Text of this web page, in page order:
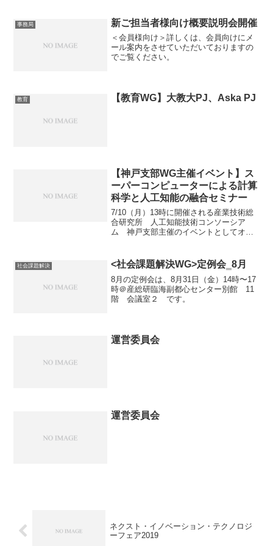
事務局 新ご担当者様向け概要説明会開催
＜会員様向け＞詳しくは、会員向けにメ
ール案内をさせていただいておりますの
でご覧ください。
教育 【教育WG】大教大PJ、Aska PJ
【神戸支部WG主催イベント】ス
ーパーコンピューターによる計算
科学と人工知能の融合セミナー
7/10（月）13時に開催される産業技術総
合研究所 人工知能技術コンソーシア
ム 神戸支部主催のイベントとしてオン
と人工知能についての講演とともにスー
パーコンピューターF...
社会課題解決 <社会課題解決WG>定例会‗8月
8月の定例会は、8月31日（金）14時〜17
時＠産総研臨海副都心センター別館 11
階 会議室２ です。
運営委員会
運営委員会
ネクスト・イノベーション・テクノロジ
ーフェア2019